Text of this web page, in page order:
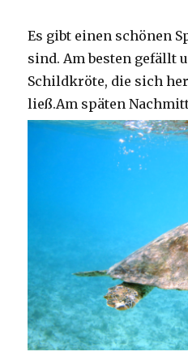
Es gibt einen schönen
sind. Am besten gefällt
Schildkröte, die sich
ließ.Am späten